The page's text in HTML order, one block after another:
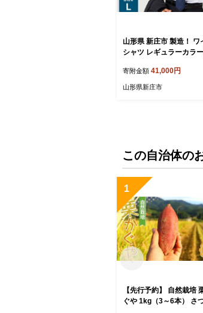
山形県 新庄市 製造！ ワ
シャツ レギュラーカラ
100％ 長袖 紳士用 白 無地
日本製 メイドインジャパ
寄附金額 41,000円
山形県新庄市
この自治体の
1
【先行予約】 自然栽培
ぐや 1kg（3～6本） さ